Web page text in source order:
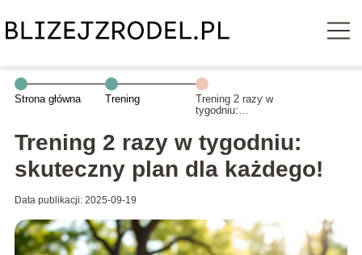
Strona główna Trening
Trening 2 razy w
tygodniu:
dla każdego!
Trening 2 razy w tygodniu:
skuteczny plan dla każdego!
Data publikacji: 2025-09-19